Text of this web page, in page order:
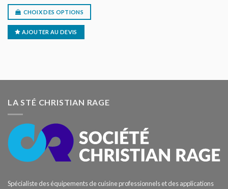
CHOIX DES OPTIONS
AJOUTER AU DEVIS
LA STÉ CHRISTIAN RAGE
Spécialiste des équipements de cuisine professionnels et des applications